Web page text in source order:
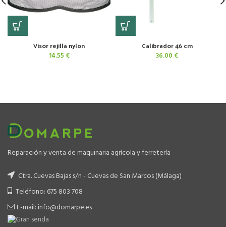
Visor rejilla nylon
14.55 €
Calibrador 46 cm
36.00 €
Reparación y venta de maquinaria agrícola y ferretería
Ctra. Cuevas Bajas s/n - Cuevas de San Marcos (Málaga)
Teléfono: 675 803 708
E-mail: info@domarpe.es